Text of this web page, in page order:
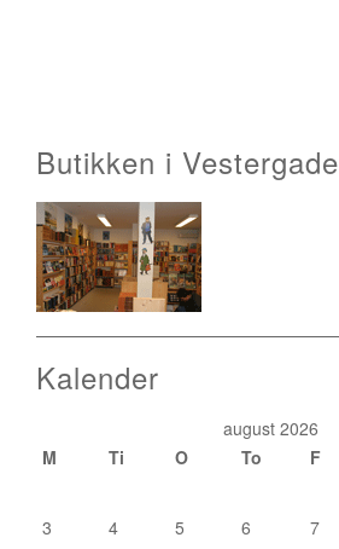
Butikken i Vestergade
Kalender
august 2026
M
Ti O To F
3
4 5 6 7